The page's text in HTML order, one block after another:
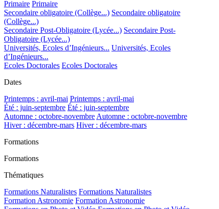
Primaire Primaire
Secondaire obligatoire (Collège...) Secondaire obligatoire
(Collège...)
Secondaire Post-Obligatoire (Lycée...) Secondaire Post-
Obligatoire (Lycée...)
Universités, Ecoles d’Ingénieurs... Universités, Ecoles
d’Ingénieurs...
Ecoles Doctorales Ecoles Doctorales
Dates
Printemps : avril-mai Printemps : avril-mai
Été : juin-septembre Été : juin-septembre
Automne : octobre-novembre Automne : octobre-novembre
Hiver : décembre-mars Hiver : décembre-mars
Formations
Formations
Thématiques
Formations Naturalistes Formations Naturalistes
Formation Astronomie Formation Astronomie